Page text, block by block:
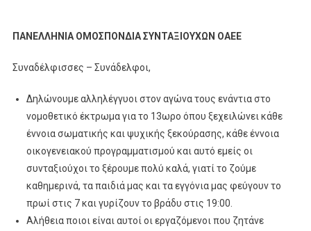
ΠΑΝΕΛΛΗΝΙΑ ΟΜΟΣΠΟΝΔΙΑ ΣΥΝΤΑΞΙΟΥΧΩΝ ΟΑΕΕ
Συναδέλφισσες – Συνάδελφοι,
Δηλώνουμε αλληλέγγυοι στον αγώνα τους ενάντια στο
νομοθετικό έκτρωμα για το 13ωρο όπου ξεχειλώνει κάθε
έννοια σωματικής και ψυχικής ξεκούρασης, κάθε έννοια
οικογενειακού προγραμματισμού και αυτό εμείς οι
συνταξιούχοι το ξέρουμε πολύ καλά, γιατί το ζούμε
καθημερινά, τα παιδιά μας και τα εγγόνια μας φεύγουν το
πρωί στις 7 και γυρίζουν το βράδυ στις 19:00.
Αλήθεια ποιοι είναι αυτοί οι εργαζόμενοι που ζητάνε